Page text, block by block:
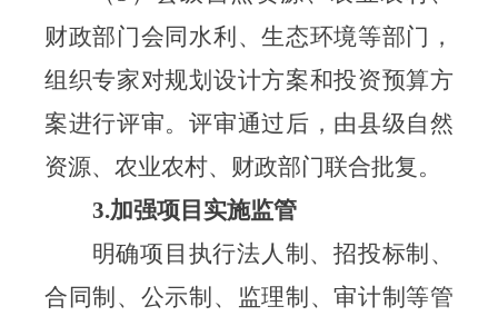
财政部门会同水利、生态环境等部门，
组织专家对规划设计方案和投资预算方
案进行评审。评审通过后，由县级自然
资源、农业农村、财政部门联合批复。
3.加强项目实施监管
明确项目执行法人制、招投标制、
合同制、公示制、监理制、审计制等管